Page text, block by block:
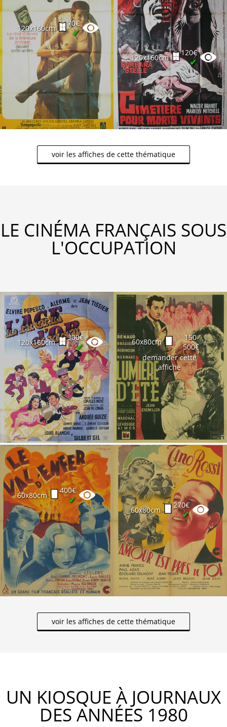
120x160cm
70€
✔
120x160cm
120€
✔
voir les affiches de cette thématique
LE CINÉMA FRANÇAIS SOUS
L'OCCUPATION
120x160cm
300€
✔ 60x80cm
150-
500€ ☆
demander cette
affiche
60x80cm
400€
✔
60x80cm
270€
✔
voir les affiches de cette thématique
UN KIOSQUE À JOURNAUX
DES ANNÉES 1980